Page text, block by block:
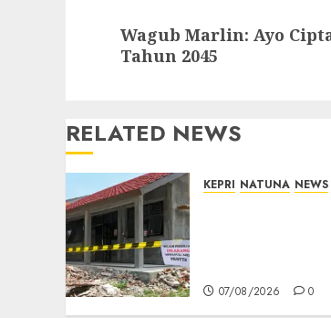
post:
Wagub Marlin: Ayo
Tahun 2045
RELATED NEWS
KEPRI NATUNA NEWS
07/08/2026 0